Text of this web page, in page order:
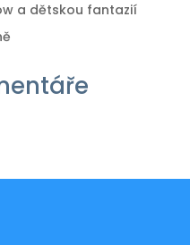
a dětskou fantazií